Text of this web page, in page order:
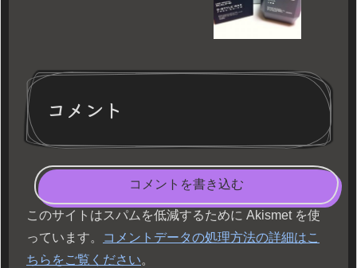
コメント
コメントを書き込む
このサイトはスパムを低減するために Akismet を使
っています。
コメントデータの処理方法の詳細はこ
ちらをご覧ください。